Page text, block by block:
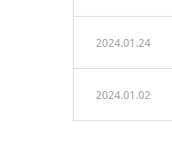
2024.01.24
2024.01.02